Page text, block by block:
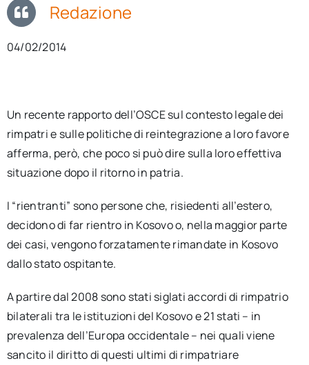
NewsletterRedazione
04/02/2014
Un recente rapporto dell’OSCE sul contesto legale dei
rimpatri e sulle politiche di reintegrazione a loro favore
afferma, però, che poco si può dire sulla loro effettiva
situazione dopo il ritorno in patria.
I “rientranti” sono persone che, risiedenti all’estero,
decidono di far rientro in Kosovo o, nella maggior parte
dei casi, vengono forzatamente rimandate in Kosovo
dallo stato ospitante.
A partire dal 2008 sono stati siglati accordi di rimpatrio
bilaterali tra le istituzioni del Kosovo e 21 stati – in
prevalenza dell’Europa occidentale – nei quali viene
sancito il diritto di questi ultimi di rimpatriare